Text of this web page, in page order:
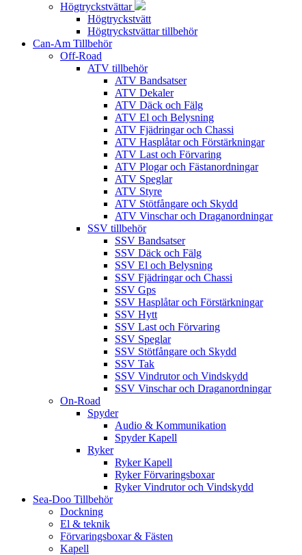
Högtryckstvättar
Högtryckstvätt
Högtryckstvättar tillbehör
Can-Am Tillbehör
Off-Road
ATV tillbehör
ATV Bandsatser
ATV Dekaler
ATV Däck och Fälg
ATV El och Belysning
ATV Fjädringar och Chassi
ATV Hasplåtar och Förstärkningar
ATV Last och Förvaring
ATV Plogar och Fästanordningar
ATV Speglar
ATV Styre
ATV Stötfångare och Skydd
ATV Vinschar och Draganordningar
SSV tillbehör
SSV Bandsatser
SSV Däck och Fälg
SSV El och Belysning
SSV Fjädringar och Chassi
SSV Gps
SSV Hasplåtar och Förstärkningar
SSV Hytt
SSV Last och Förvaring
SSV Speglar
SSV Stötfångare och Skydd
SSV Tak
SSV Vindrutor och Vindskydd
SSV Vinschar och Draganordningar
On-Road
Spyder
Audio & Kommunikation
Spyder Kapell
Ryker
Ryker Kapell
Ryker Förvaringsboxar
Ryker Vindrutor och Vindskydd
Sea-Doo Tillbehör
Dockning
El & teknik
Förvaringsboxar & Fästen
Kapell